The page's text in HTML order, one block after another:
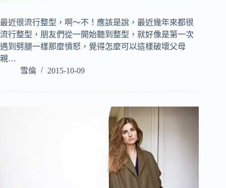
最近很流行整型，啊～不！應該是說，最近幾年來都很
流行整型，朋友們從一開始聽到整型，就好像是第一次
遇到劈腿一樣那麼憤怒，覺得怎麼可以這樣破壞父母
親…
雪倫
2015-10-09